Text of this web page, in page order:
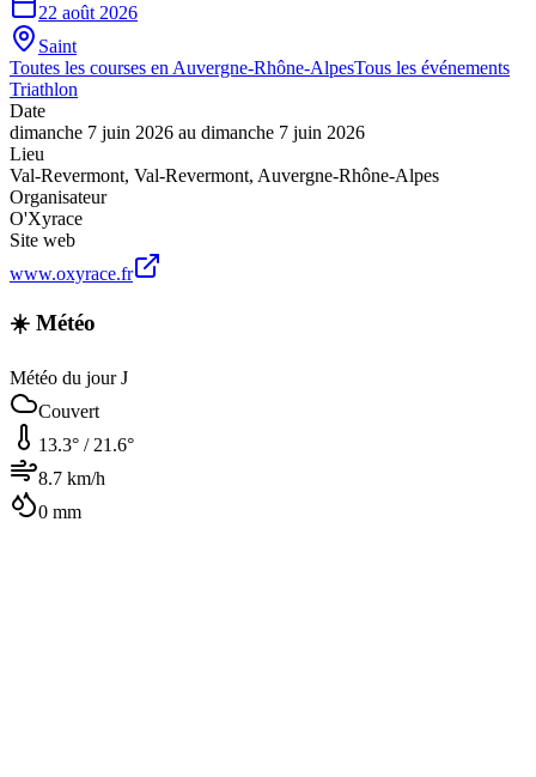
22 août 2026
Saint
Toutes les courses en Auvergne-Rhône-AlpesTous les événements
Triathlon
Date
dimanche 7 juin 2026 au dimanche 7 juin 2026
Lieu
Val-Revermont, Val-Revermont, Auvergne-Rhône-Alpes
Organisateur
O'Xyrace
Site web
www.oxyrace.fr
☀️ Météo
Météo du jour J
Couvert
13.3° / 21.6°
8.7 km/h
0 mm